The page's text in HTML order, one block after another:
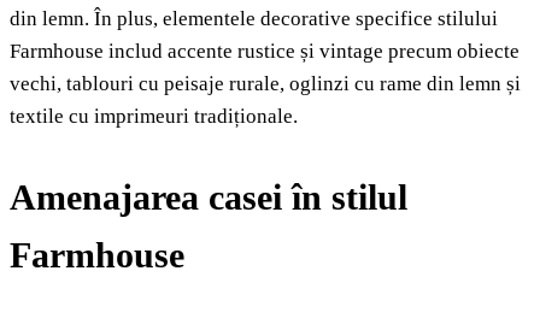
din lemn. În plus, elementele decorative specifice stilului
Farmhouse includ accente rustice și vintage precum obiecte
vechi, tablouri cu peisaje rurale, oglinzi cu rame din lemn și
textile cu imprimeuri tradiționale.
Amenajarea casei în stilul
Farmhouse